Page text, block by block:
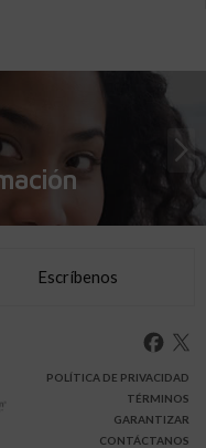
Escríbenos
POLÍTICA DE PRIVACIDAD
TÉRMINOS
GARANTIZAR
CONTÁCTANOS